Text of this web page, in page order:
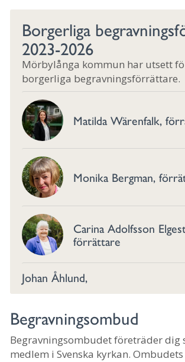
Borgerliga
2023-2026
Mörbylånga kommun har utsett
borgerliga begravningsförrättare.
Matilda Wärenfalk,
Monika Bergman,
Carina Adolfsson
förrättare
Johan Åhlund,
Begravningsombud
Begravningsombudet företräder dig
medlem i Svenska kyrkan.